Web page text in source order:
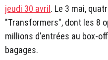
jeudi 30 avril. Le 3 mai,
"Transformers", dont les 8
millions d'entrées au box-
bagages.